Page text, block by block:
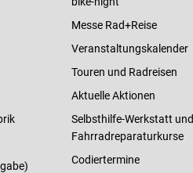
Messe Rad+Reise
Veranstaltungskalender
Touren und Radreisen
Aktuelle Aktionen
Selbsthilfe-Werkstatt und
Fahrradreparaturkurse
Codiertermine